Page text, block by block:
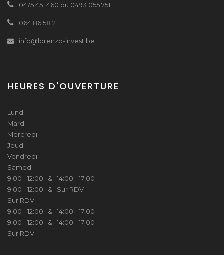
0475 451 460 ou 0493 055 751
064 86 58 21
info@lorenzo-invest.be
HEURES D'OUVERTURE
Lundi
Mardi
Mercredi
Jeudi
Vendredi
Samedi
9:00 - 12:00 & 14:00 - 17:00
9:00 - 12:00 & Sur RDV
Sur RDV
9:00 - 12:00 & 14:00 - 17:00
9:00 - 12:00 & 14:00 - 17:00
Sur RDV